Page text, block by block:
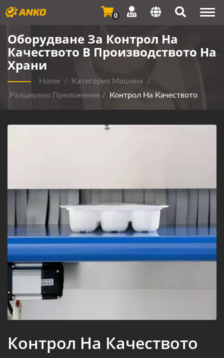
0
Оборудване За Контрол На
Качеството В Производството На
Храни
Home / Категория Машина
/
Разширено Приложение / Контрол На Качеството
Контрол На Качеството